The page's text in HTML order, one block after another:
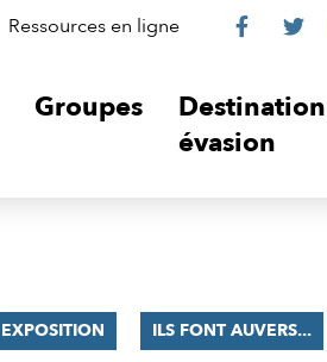
Ressources en ligne
Le
sur

Le

Groupes
Destination
évasion
EXPOSITION ILS FONT AUVERS...